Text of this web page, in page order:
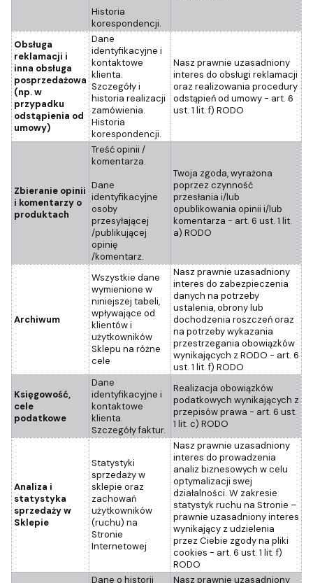
Historia
korespondencji.
Obsługa
reklamacji i
inna obsługa
posprzedażowa
(np. w
przypadku
odstąpienia od
umowy)
Dane
identyfikacyjne i
kontaktowe
klienta.
Szczegóły i
historia realizacji
zamówienia.
Historia
korespondencji.
Nasz prawnie uzasadniony
interes do obsługi reklamacji
oraz realizowania procedury
odstąpień od umowy - art. 6
ust. 1 lit. f) RODO
Zbieranie opinii
i komentarzy o
produktach
Treść opinii /
komentarza.
Dane
identyfikacyjne
osoby
przesyłającej
/publikującej
opinię
/komentarz.
Twoja zgoda, wyrażona
poprzez czynność
przesłania i/lub
opublikowania opinii i/lub
komentarza - art. 6 ust. 1 lit.
a) RODO
Archiwum
Wszystkie dane
wymienione w
niniejszej tabeli,
wpływające od
klientów i
użytkowników
Sklepu na różne
cele
Nasz prawnie uzasadniony
interes do zabezpieczenia
danych na potrzeby
ustalenia, obrony lub
dochodzenia roszczeń oraz
na potrzeby wykazania
przestrzegania obowiązków
wynikających z RODO - art. 6
ust. 1 lit. f) RODO
Księgowość,
cele
podatkowe
Dane
identyfikacyjne i
kontaktowe
klienta.
Szczegóły faktur.
Realizacja obowiązków
podatkowych wynikających z
przepisów prawa - art. 6 ust.
1 lit. c) RODO
Analiza i
statystyka
sprzedaży w
Sklepie
Statystyki
sprzedaży w
sklepie oraz
zachowań
użytkowników
(ruchu) na
Stronie
Internetowej
Nasz prawnie uzasadniony
interes do prowadzenia
analiz biznesowych w celu
optymalizacji swej
działalności. W zakresie
statystyk ruchu na Stronie –
prawnie uzasadniony interes
wynikający z udzielenia
przez Ciebie zgody na pliki
cookies - art. 6 ust. 1 lit. f)
RODO
Dane o historii
Nasz prawnie uzasadniony